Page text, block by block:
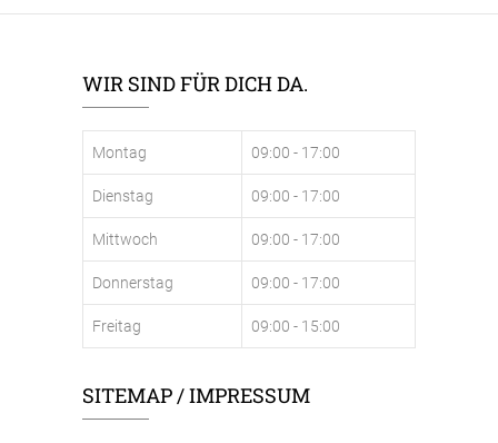
WIR SIND FÜR DICH DA.
Montag 09:00 - 17:00
Dienstag 09:00 - 17:00
Mittwoch 09:00 - 17:00
Donnerstag 09:00 - 17:00
Freitag 09:00 - 15:00
SITEMAP / IMPRESSUM